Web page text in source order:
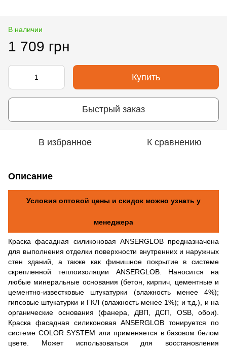
В наличии
1 709 грн
Купить
Быстрый заказ
В избранное К сравнению
Описание
Условия оптовой цены и скидок можно узнать у
менеджера
Краска фасадная силиконовая ANSERGLOB предназначена
для выполнения отделки поверхности внутренних и наружных
стен зданий, а также как финишное покрытие в системе
скрепленной теплоизоляции ANSERGLOB. Наносится на
любые минеральные основания (бетон, кирпич, цементные и
цементно-известковые штукатурки (влажность менее 4%);
гипсовые штукатурки и ГКЛ (влажность менее 1%); и т.д.), и на
органические основания (фанера, ДВП, ДСП, OSB, обои).
Краска фасадная силиконовая ANSERGLOB тонируется по
системе COLOR SYSTEM или применяется в базовом белом
цвете. Может использоваться для восстановления